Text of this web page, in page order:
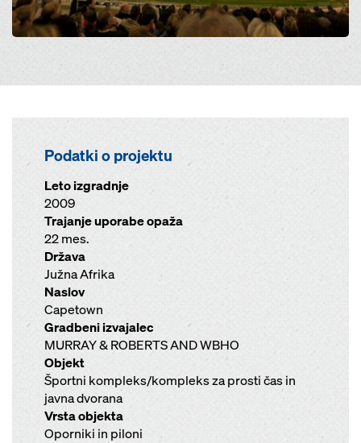
Podatki o projektu
Leto izgradnje
2009
Trajanje uporabe opaža
22 mes.
Država
Južna Afrika
Naslov
Capetown
Gradbeni izvajalec
MURRAY & ROBERTS AND WBHO
Objekt
Športni kompleks/kompleks za prosti čas in
javna dvorana
Vrsta objekta
Oporniki in piloni